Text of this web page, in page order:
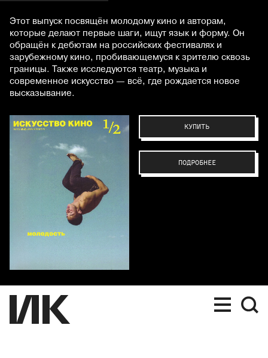
Этот выпуск посвящён молодому кино и авторам,
которые делают первые шаги, ищут язык и форму. Он
обращён к дебютам на российских фестивалях и
зарубежному кино, пробивающемуся к зрителю сквозь
границы. Также исследуются театр, музыка и
современное искусство — всё, где рождается новое
высказывание.
КУПИТЬ
ПОДРОБНЕЕ